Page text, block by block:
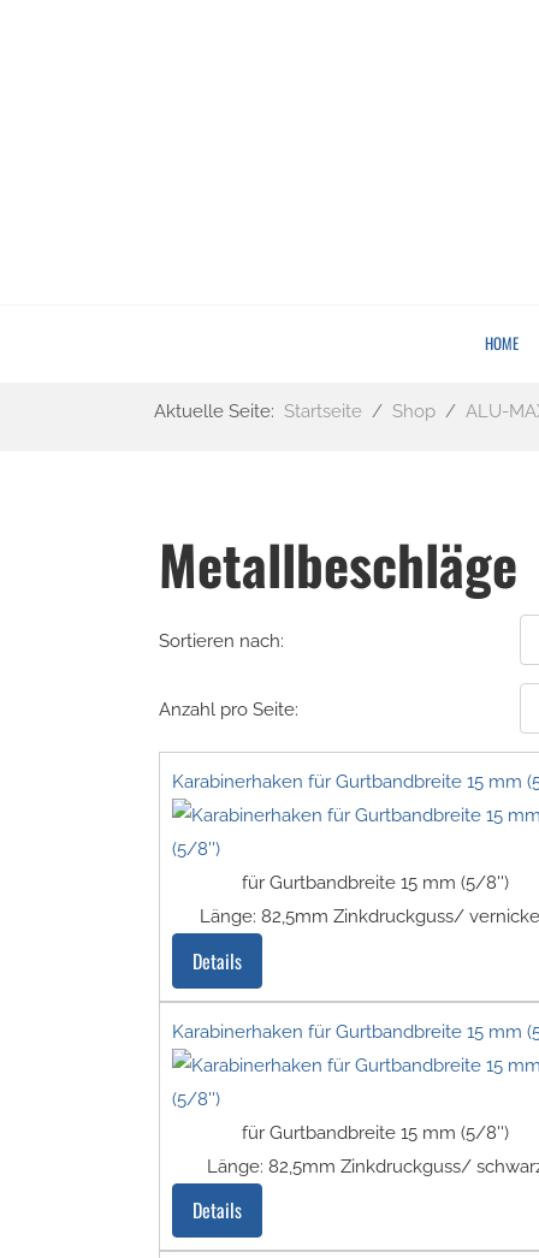
HOME
Aktuelle Seite: Startseite Shop ALU-
Metallbeschläge
Sortieren nach:
Anzahl pro Seite:
Karabinerhaken für Gurtbandbreite 15 mm
für Gurtbandbreite 15 mm (5/8'')
Länge: 82,5mm Zinkdruckguss/
Details
Karabinerhaken für Gurtbandbreite 15 mm
für Gurtbandbreite 15 mm (5/8'')
Länge: 82,5mm Zinkdruckguss/
Details